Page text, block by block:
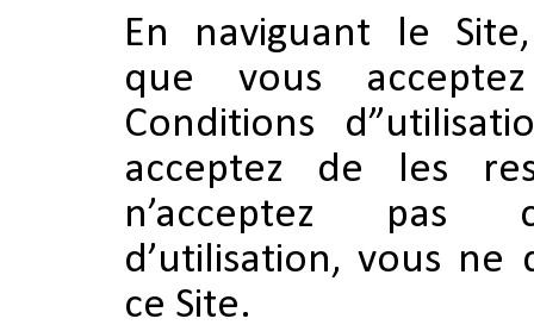
En naviguant le
que vous
Conditions
acceptez de les
n’acceptez pas
d’utilisation, vous ne
ce Site.